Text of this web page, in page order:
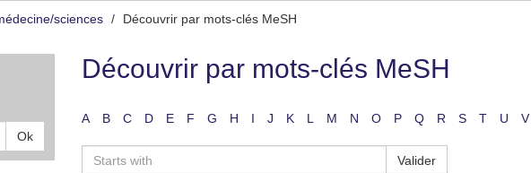
sciences Découvrir par mots-clés MeSH
Ok
Découvrir par mots-clés MeSH
A B C D E F G H I J K L M N O P Q R S T U V
Valider